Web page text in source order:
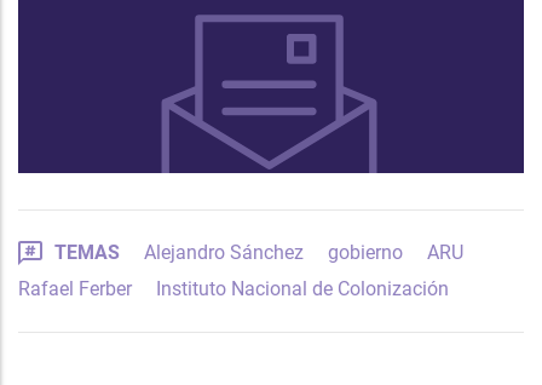
TEMAS Alejandro Sánchez gobierno
ARU
Rafael Ferber
Instituto Nacional de Colonización